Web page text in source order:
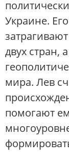
Украине.
двух стран,
мира. Лев
помогают